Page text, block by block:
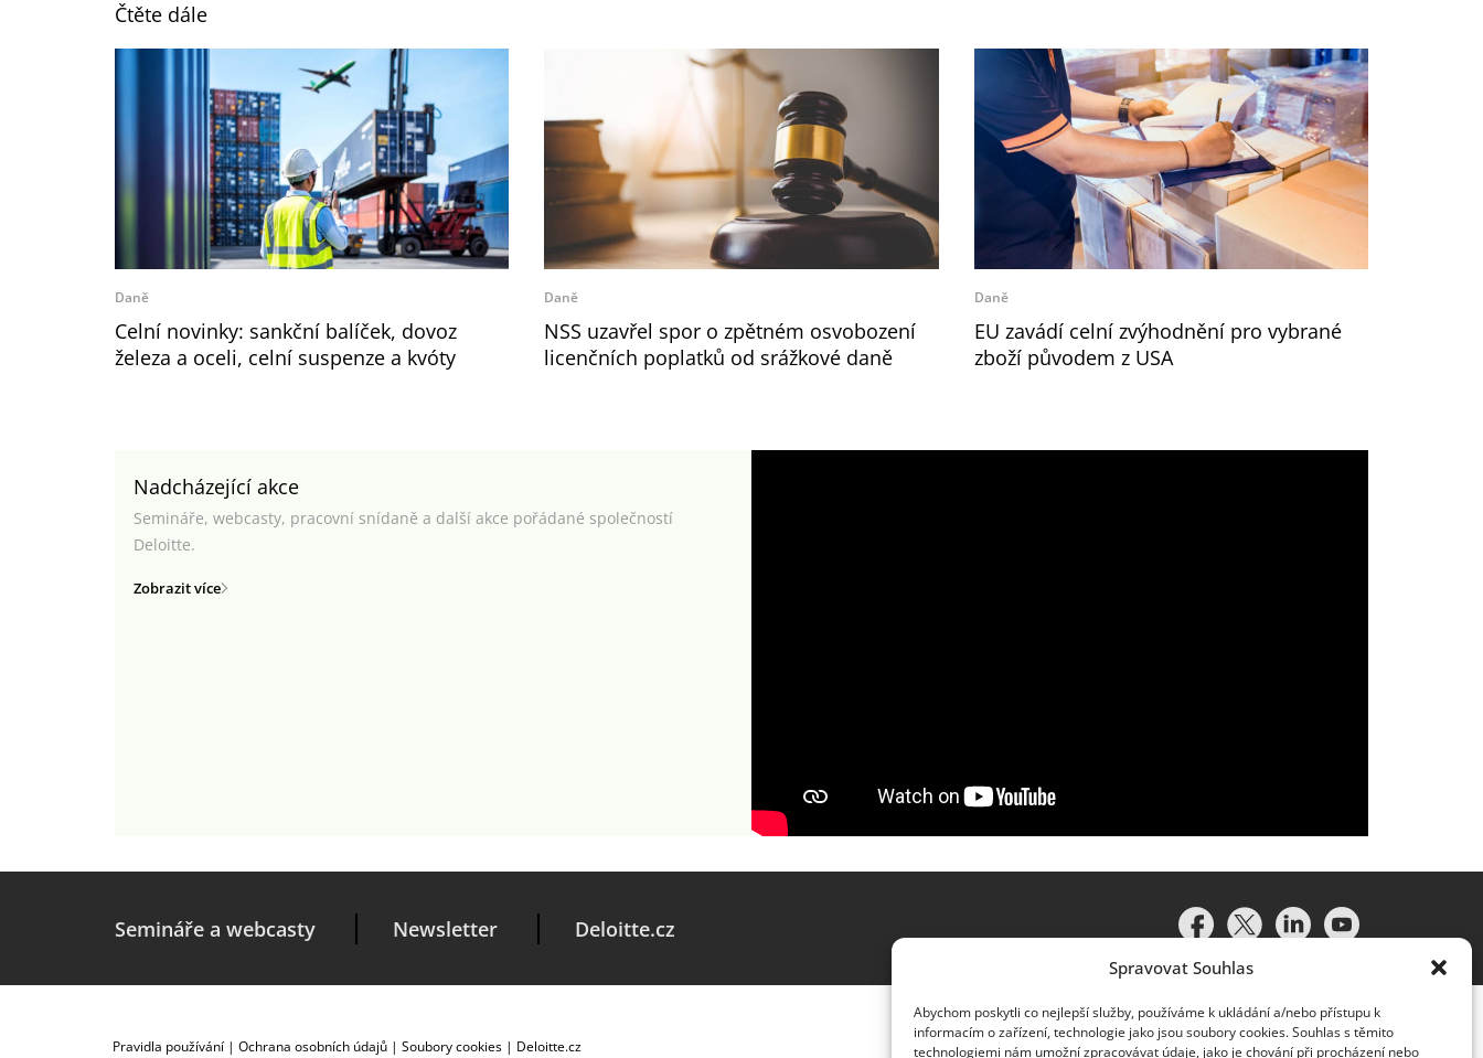
Spravovat Souhlas
Abychom poskytli co nejlepší služby, používáme k ukládání a/nebo přístupu k
informacím o zařízení, technologie jako jsou soubory cookies. Souhlas s těmito
technologiemi nám umožní zpracovávat údaje, jako je chování při procházení nebo
Čtěte dále
Daně
Celní novinky: sankční balíček, dovoz
železa a oceli, celní suspenze a kvóty
Daně
NSS uzavřel spor o zpětném osvobození
licenčních poplatků od srážkové daně
Daně
EU zavádí celní zvýhodnění pro vybrané
zboží původem z USA
Nadcházející akce
Semináře, webcasty, pracovní snídaně a další akce pořádané společností
Deloitte.
Zobrazit více
Semináře a webcasty Newsletter Deloitte.cz
Pravidla používání | Ochrana osobních údajů | Soubory cookies | Deloitte.cz